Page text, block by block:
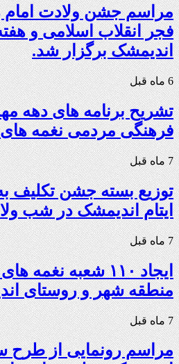
مراسم جشن ولادت
فجر انقلاب اسلامی و
اندیمشک برگزار شد.
6 ماه قبل
تشریح برنامه های دهه
فرهنگی مردمی نغمه
7 ماه قبل
توزیع بسته جشن تکلیف
ایتام اندیمشک در شب
7 ماه قبل
منطقه شهر و روستای
7 ماه قبل
مراسم رونمایی از طرح